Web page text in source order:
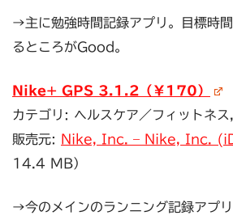
→主に勉強時間記録アプリ。目標時
るところがGood。
Nike+ GPS 3.1.2（￥170）
カテゴリ: ヘルスケア／フィットネス
販売元:
Nike, Inc. – Nike, Inc.
14.4 MB）
→今のメインのランニング記録アプ